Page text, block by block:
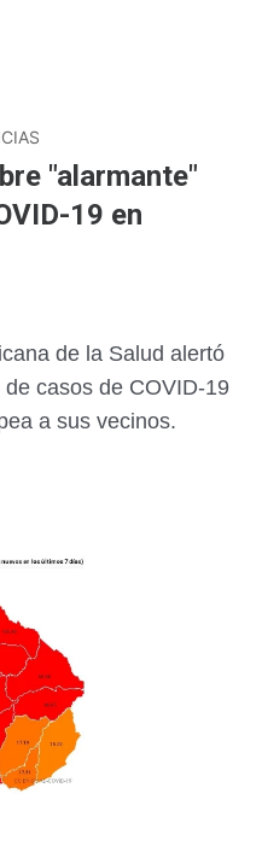
"alarmante"
19 en
de la Salud alertó
casos de COVID-19
a sus vecinos.